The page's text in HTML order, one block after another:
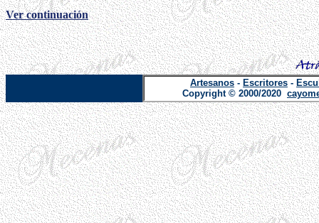
Ver continuación
Artesanos - Escritores -
Copyright © 2000/2020